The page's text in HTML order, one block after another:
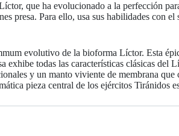
que ha evolucionado a la perfección
presa. Para ello, usa sus habilidades con
evolutivo de la bioforma Líctor. Esta
todas las características clásicas del
y un manto viviente de membrana
pieza central de los ejércitos Tiránidos